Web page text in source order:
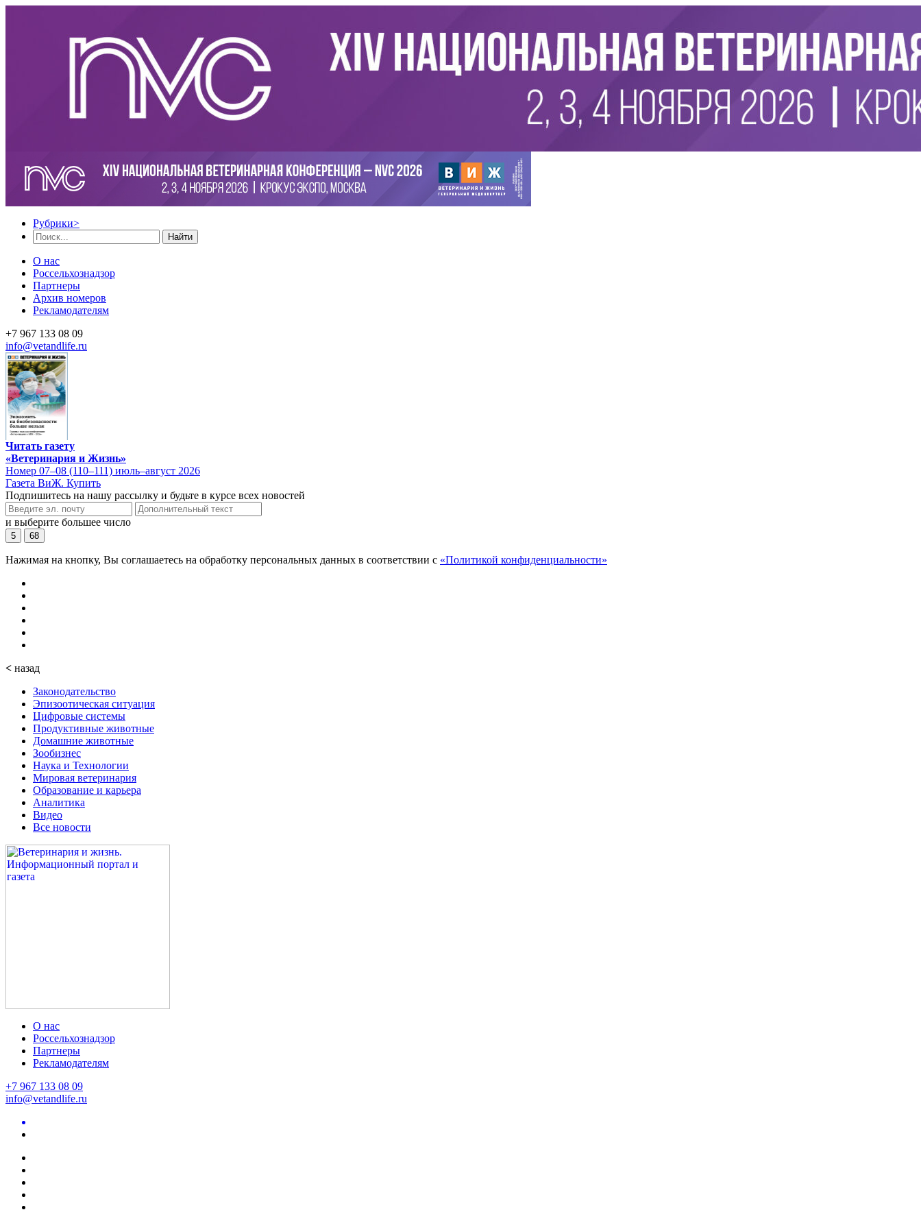
Рубрики>
Найти
О нас
Россельхознадзор
Партнеры
Архив номеров
Рекламодателям
+7 967 133 08 09
info@vetandlife.ru
Читать газету
«Ветеринария и Жизнь»
Номер 07–08 (110–111) июль–август 2026
Газета ВиЖ. Купить
Подпишитесь на нашу рассылку и будьте в курсе всех новостей
и выберите большее число
5 68
Нажимая на кнопку, Вы соглашаетесь на обработку персональных данных в соответствии с «Политикой конфиденциальности»
< назад
Законодательство
Эпизоотическая ситуация
Цифровые системы
Продуктивные животные
Домашние животные
Зообизнес
Наука и Технологии
Мировая ветеринария
Образование и карьера
Аналитика
Видео
Все новости
О нас
Россельхознадзор
Партнеры
Рекламодателям
+7 967 133 08 09
info@vetandlife.ru